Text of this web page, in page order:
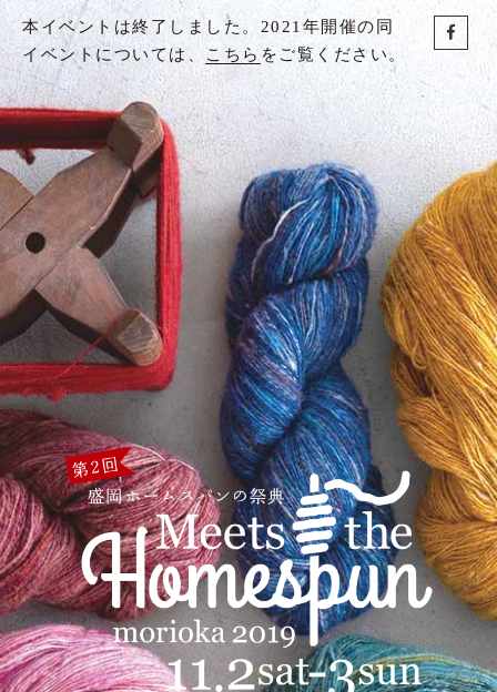
本イベントは終了しました。2021年開催の同
イベントについては、
こちら をご覧ください。